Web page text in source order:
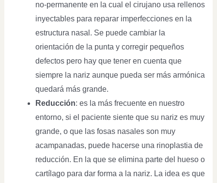
no-permanente en la cual el cirujano usa rellenos
inyectables para reparar imperfecciones en la
estructura nasal. Se puede cambiar la
orientación de la punta y corregir pequeños
defectos pero hay que tener en cuenta que
siempre la nariz aunque pueda ser más armónica
quedará más grande.
Reducción: es la más frecuente en nuestro
entorno, si el paciente siente que su nariz es muy
grande, o que las fosas nasales son muy
acampanadas, puede hacerse una rinoplastia de
reducción. En la que se elimina parte del hueso o
cartílago para dar forma a la nariz. La idea es que